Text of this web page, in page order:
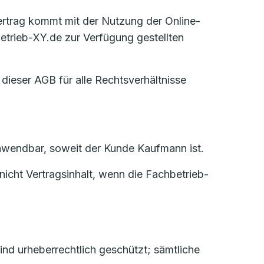
kommt mit der Nutzung der Online-
XY.de zur Verfügung gestellten
AGB für alle Rechtsverhältnisse
soweit der Kunde Kaufmann ist.
Vertragsinhalt, wenn die Fachbetrieb-
urheberrechtlich geschützt; sämtliche